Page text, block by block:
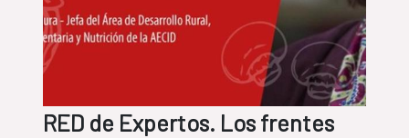
RED de Expertos. Los frentes